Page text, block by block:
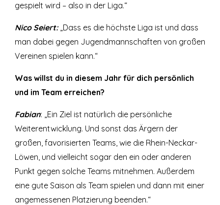
gespielt wird – also in der Liga.“
Nico Seiert:„Dass es die höchste Liga ist und dass
man dabei gegen Jugendmannschaften von großen
Vereinen spielen kann.“
Was willst du in diesem Jahr für dich persönlich
und im Team erreichen?
Fabian: „Ein Ziel ist natürlich die persönliche
Weiterentwicklung. Und sonst das Ärgern der
großen, favorisierten Teams, wie die Rhein-Neckar-
Löwen, und vielleicht sogar den ein oder anderen
Punkt gegen solche Teams mitnehmen. Außerdem
eine gute Saison als Team spielen und dann mit einer
angemessenen Platzierung beenden.“